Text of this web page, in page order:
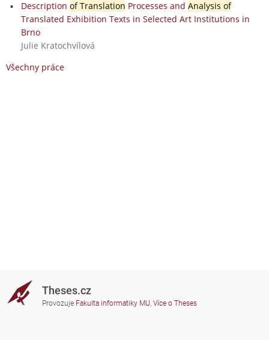
Description of Translation Processes and Analysis of
Translated Exhibition Texts in Selected Art Institutions in
Brno
Julie Kratochvílová
Všechny práce
Theses.cz
Provozuje Fakulta informatiky MU, Více o Theses